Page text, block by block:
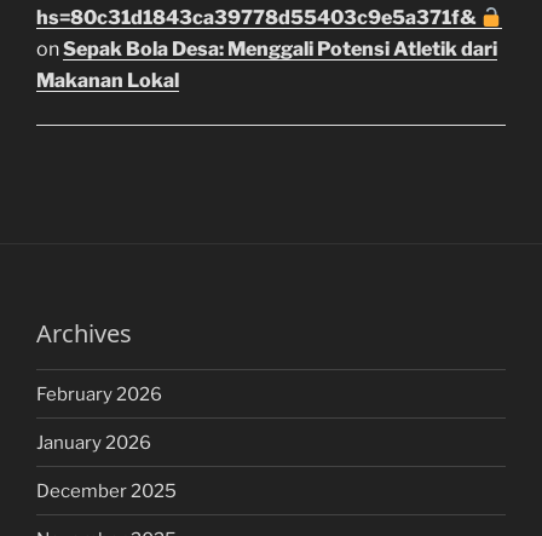
hs=80c31d1843ca39778d55403c9e5a371f&
onSepak Bola Desa: Menggali Potensi Atletik dari
Makanan Lokal
Archives
February 2026
January 2026
December 2025